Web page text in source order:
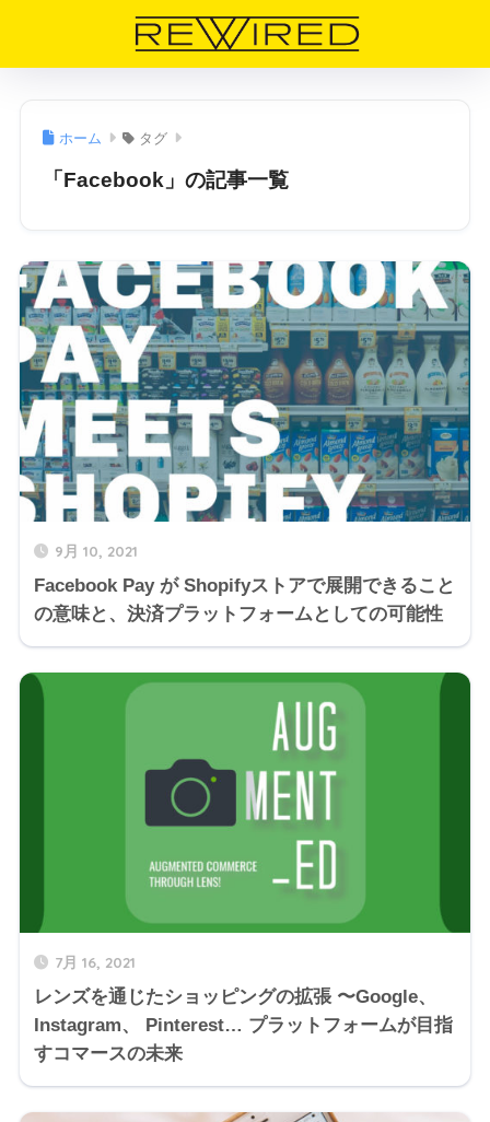
ホーム タグ
「Facebook」の記事一覧
9月 10, 2021
Facebook Pay が Shopifyストアで展開できること
の意味と、決済プラットフォームとしての可能性
7月 16, 2021
レンズを通じたショッピングの拡張 〜Google、
Instagram、 Pinterest… プラットフォームが目指
すコマースの未来